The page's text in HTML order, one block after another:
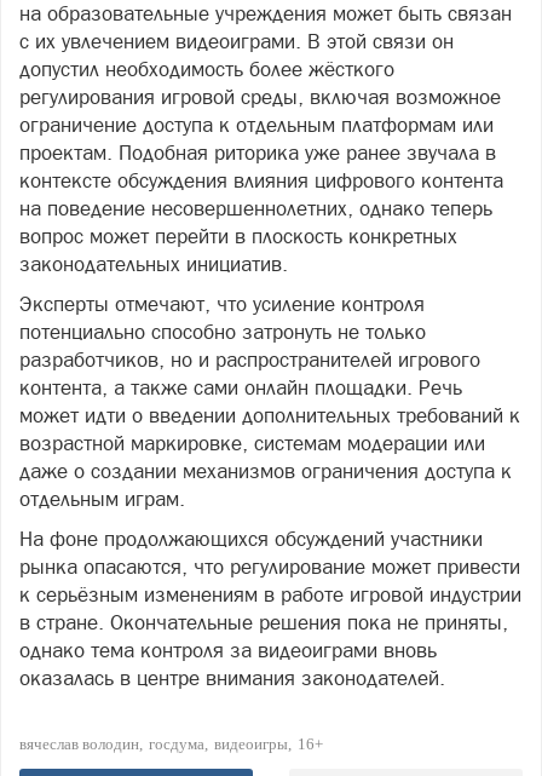
на образовательные учреждения может быть связан
с их увлечением видеоиграми. В этой связи он
допустил необходимость более жёсткого
регулирования игровой среды, включая возможное
ограничение доступа к отдельным платформам или
проектам. Подобная риторика уже ранее звучала в
контексте обсуждения влияния цифрового контента
на поведение несовершеннолетних, однако теперь
вопрос может перейти в плоскость конкретных
законодательных инициатив.
Эксперты отмечают, что усиление контроля
потенциально способно затронуть не только
разработчиков, но и распространителей игрового
контента, а также сами онлайн площадки. Речь
может идти о введении дополнительных требований к
возрастной маркировке, системам модерации или
даже о создании механизмов ограничения доступа к
отдельным играм.
На фоне продолжающихся обсуждений участники
рынка опасаются, что регулирование может привести
к серьёзным изменениям в работе игровой индустрии
в стране. Окончательные решения пока не приняты,
однако тема контроля за видеоиграми вновь
оказалась в центре внимания законодателей.
вячеслав володин госдума видеоигры 16+